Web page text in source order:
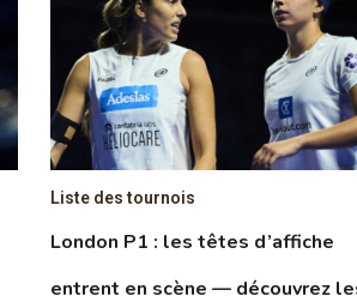
Liste des tournois
London P1 : les têtes d’affiche
entrent en scène — découvrez